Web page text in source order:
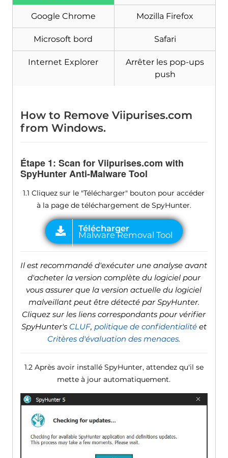
Google Chrome Mozilla Firefox
Microsoft bord Safari
Internet Explorer
Arrêter les pop-ups
push
How to Remove Viipurises.com
from Windows.
Étape 1: Scan for Viipurises.com with
SpyHunter Anti-Malware Tool
1.1 Cliquez sur le "Télécharger" bouton pour accéder
à la page de téléchargement de SpyHunter.
Il est recommandé d'exécuter une analyse avant
d'acheter la version complète du logiciel pour
vous assurer que la version actuelle du logiciel
malveillant peut être détecté par SpyHunter.
Cliquez sur les liens correspondants pour vérifier
SpyHunter's CLUF, politique de confidentialitéet
Critères d'évaluation des menaces.
1.2 Après avoir installé SpyHunter, attendez qu'il se
mette à jour automatiquement.